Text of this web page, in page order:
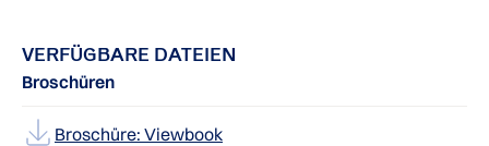
VERFÜGBARE DATEIEN
Broschüren
Broschüre: Viewbook